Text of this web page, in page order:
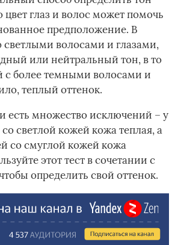
глаз и волос может помочь
предположение. В
волосами и глазами,
или нейтральный тон, в то
с более темными волосами и
теплый оттенок.
есть множество исключений – у
светлой кожей кожа теплая, а
со смуглой кожей кожа
этот тест в сочетании с
определить свой оттенок.